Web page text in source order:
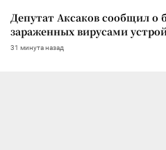
Депутат Аксаков сообщил о
зараженных вирусами
31 минута назад